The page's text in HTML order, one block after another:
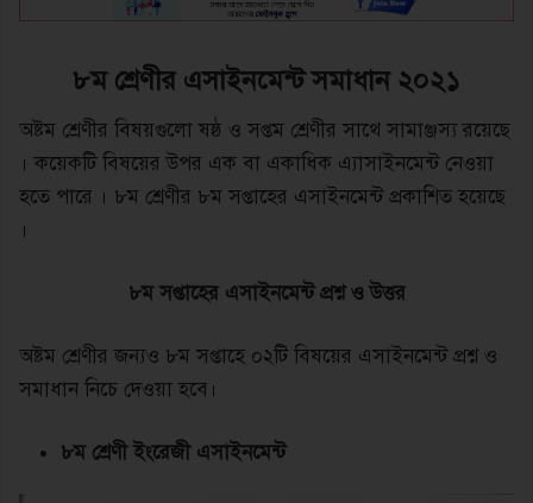
৮ম শ্রেণীর এসাইনমেন্ট সমাধান ২০২১
অষ্টম শ্রেণীর বিষয়গুলো ষষ্ঠ ও সপ্তম শ্রেণীর সাথে সামাঞ্জস্য রয়েছে
। কয়েকটি বিষয়ের উপর এক বা একাধিক এ্যাসাইনমেন্ট নেওয়া
হতে পারে । ৮ম শ্রেণীর ৮ম সপ্তাহের এসাইনমেন্ট প্রকাশিত হয়েছে
।
৮ম সপ্তাহের এসাইনমেন্ট প্রশ্ন ও উত্তর
অষ্টম শ্রেণীর জন্যও ৮ম সপ্তাহে ০২টি বিষয়ের এসাইনমেন্ট প্রশ্ন ও
সমাধান নিচে দেওয়া হবে।
৮ম শ্রেণী ইংরেজী এসাইনমেন্ট